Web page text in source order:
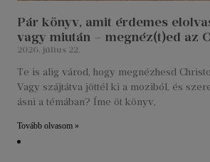
Pár könyv, amit érdemes
vagy miután – megnéz(t)ed az
2026. július 22.
Te is alig várod, hogy megnézhesd
Vagy szájtátva jöttél ki a moziból, és
ásni a témában? Íme öt könyv,
Tovább olvasom »